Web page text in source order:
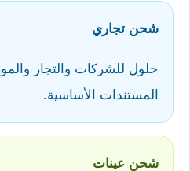
شحن تجاري
حلول للشركات والتجار
المستندات الأساسية.
شحن عينات